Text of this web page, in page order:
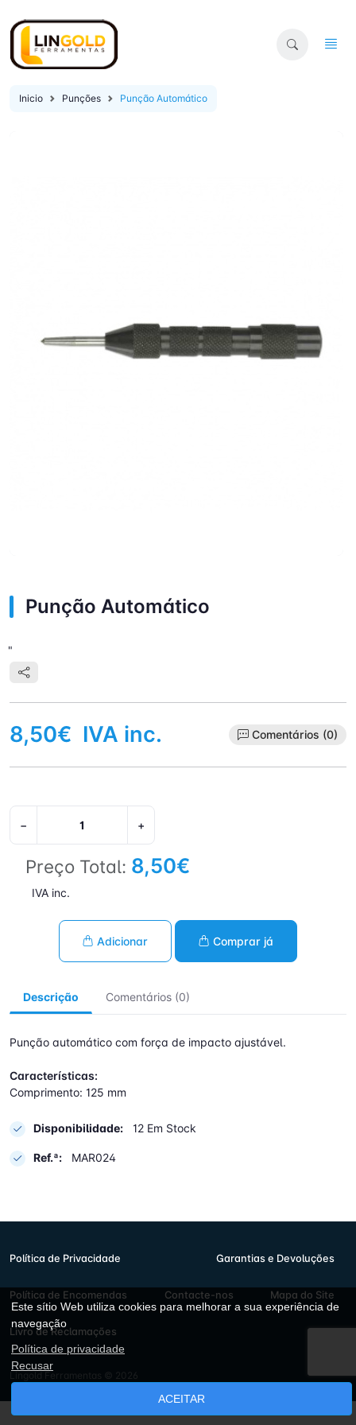
Inicio Punções Punção Automático
Punção Automático
"
8,50€ IVA inc. Comentários (0)
− +
Preço Total: 8,50€
IVA inc.
Adicionar Comprar já
Descrição Comentários (0)
Punção automático com força de impacto ajustável.
Características:
Comprimento: 125 mm
Disponibilidade: 12 Em Stock
Ref.ª: MAR024
Política de Privacidade Garantias e Devoluções
Política de Encomendas Contacte-nos Mapa do Site
Livro de Reclamações
Lingold Ferramentas © 2026
Este sítio Web utiliza cookies para melhorar a sua experiência de
navegação
Política de privacidade
Recusar
ACEITAR